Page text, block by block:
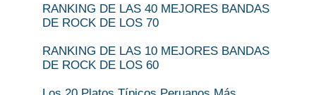
RANKING DE LAS 40 MEJORES BANDAS
DE ROCK DE LOS 70
RANKING DE LAS 10 MEJORES BANDAS
DE ROCK DE LOS 60